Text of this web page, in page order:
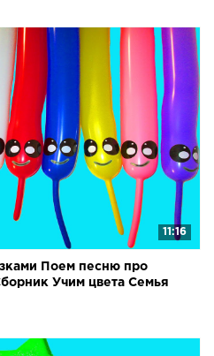
11:16
Поем песню про
Учим цвета Семья